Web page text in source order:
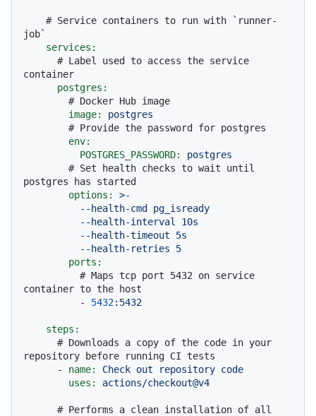
# Service containers to run with `runner-
job`
services:
# Label used to access the service
container
postgres:
# Docker Hub image
image:
postgres
# Provide the password for postgres
env:
POSTGRES_PASSWORD:
postgres
# Set health checks to wait until
postgres has started
options:
>-
ports:
# Maps tcp port 5432 on service
container to the host
-
5432:5432
steps:
# Downloads a copy of the code in your
repository before running CI tests
-
name: Check out repository code
uses:
actions/checkout@v4
# Performs a clean installation of all